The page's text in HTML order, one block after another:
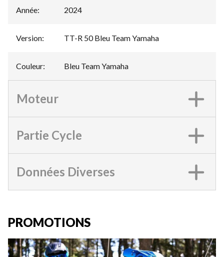
Année: 2024
Version: TT-R 50 Bleu Team Yamaha
Couleur: Bleu Team Yamaha
Moteur
Partie Cycle
Données Diverses
PROMOTIONS